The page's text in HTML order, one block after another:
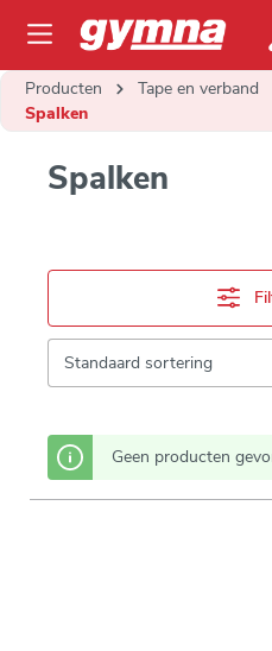
hoofdinhoud
Producten Tape en verband
Spalken
Spalken
Geen producten